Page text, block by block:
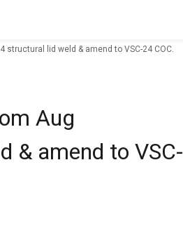
lid weld & amend to VSC-24 COC.
Aug
& amend to VSC-